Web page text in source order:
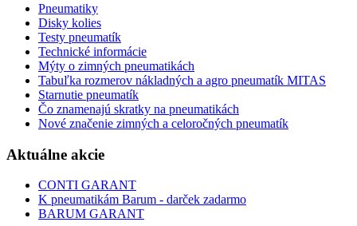
Pneumatiky
Disky kolies
Testy pneumatík
Technické informácie
Mýty o zimných pneumatikách
Tabuľka rozmerov nákladných a agro pneumatík MITAS
Starnutie pneumatík
Čo znamenajú skratky na pneumatikách
Nové značenie zimných a celoročných pneumatík
Aktuálne akcie
CONTI GARANT
K pneumatikám Barum - darček zadarmo
BARUM GARANT